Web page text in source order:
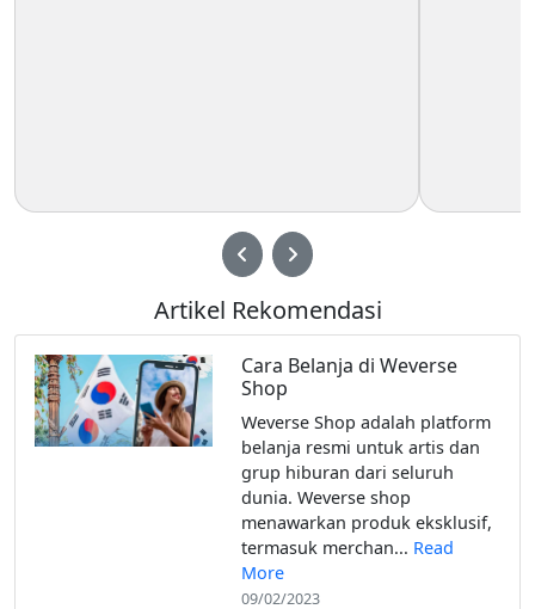
Artikel Rekomendasi
Cara Belanja di Weverse
Shop
Weverse Shop adalah platform
belanja resmi untuk artis dan
grup hiburan dari seluruh
dunia. Weverse shop
menawarkan produk eksklusif,
termasuk merchan... Read
More
09/02/2023